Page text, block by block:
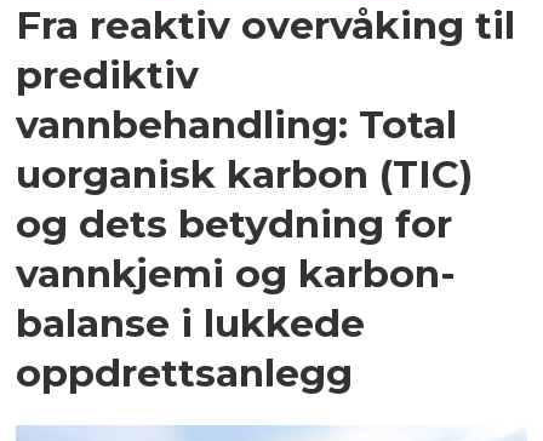
Fra reaktiv overvåking til
prediktiv
vannbehandling: Total
uorganisk karbon (TIC)
og dets betydning for
vannkjemi og karbon­
balanse i lukkede
oppdrettsanlegg